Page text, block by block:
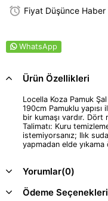
Fiyat Düşünce Haber
WhatsApp
Ürün Özellikleri
Locella Koza Pamuk
190cm Pamuklu
bir kumaşı vardır. Dört
Talimatı: Kuru
istemiyorsanız; Ilık
yapmadan elde yıkama
Yorumlar(0)
Ödeme Seçenekleri